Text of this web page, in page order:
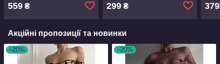
559 ₴ 299₴ 379
Акційні пропозиції та новинки
–20% –20%